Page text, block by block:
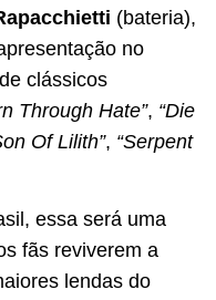
(bateria),
no
clássicos
Through Hate”, “Die
Of Lilith”, “Serpent
essa será uma
fãs reviverem a
lendas do